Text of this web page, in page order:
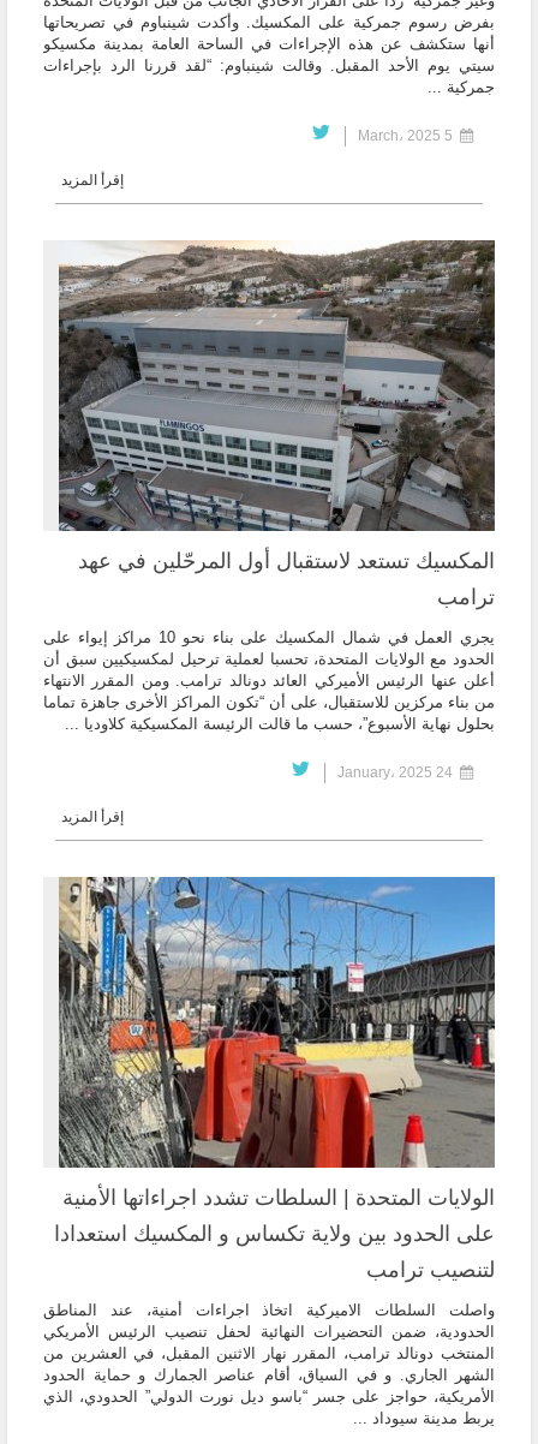
بفرض رسوم جمركية على المكسيك. وأكدت شينباوم في تصريحاتها
أنها ستكشف عن هذه الإجراءات في الساحة العامة بمدينة مكسيكو
سيتي يوم الأحد المقبل. وقالت شينباوم: “لقد قررنا الرد بإجراءات
جمركية ...
إقرأ المزيد
المكسيك تستعد لاستقبال أول المرحّلين في عهد
ترامب
يجري العمل في شمال المكسيك على بناء نحو 10 مراكز إيواء على
الحدود مع الولايات المتحدة، تحسبا لعملية ترحيل لمكسيكيين سبق أن
أعلن عنها الرئيس الأميركي العائد دونالد ترامب. ومن المقرر الانتهاء
من بناء مركزين للاستقبال، على أن “تكون المراكز الأخرى جاهزة تماما
بحلول نهاية الأسبوع”، حسب ما قالت الرئيسة المكسيكية كلاوديا ...
إقرأ المزيد
الولايات المتحدة | السلطات تشدد اجراءاتها الأمنية
على الحدود بين ولاية تكساس و المكسيك استعدادا
لتنصيب ترامب
واصلت السلطات الاميركية اتخاذ اجراءات أمنية، عند المناطق
الحدودية، ضمن التحضيرات النهائية لحفل تنصيب الرئيس الأمريكي
المنتخب دونالد ترامب، المقرر نهار الاثنين المقبل، في العشرين من
الشهر الجاري. و في السياق، أقام عناصر الجمارك و حماية الحدود
الأمريكية، حواجز على جسر “باسو ديل نورت الدولي” الحدودي، الذي
يربط مدينة سيوداد ...